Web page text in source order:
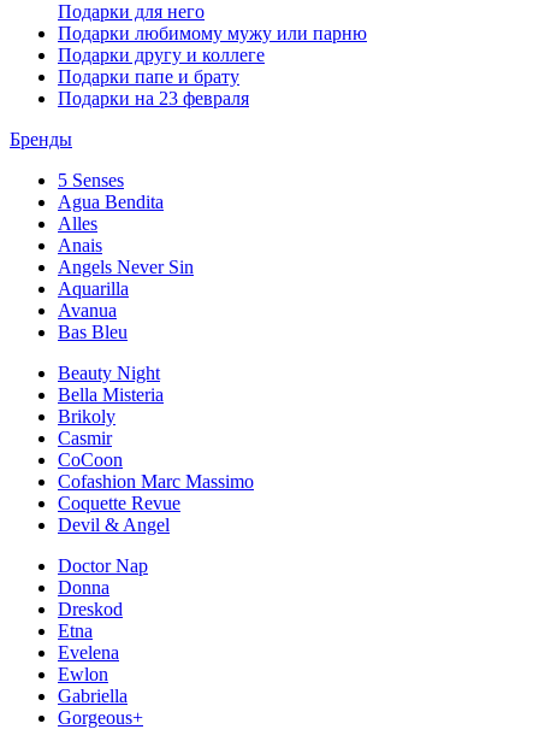
Подарки для него
Подарки любимому мужу или парню
Подарки другу и коллеге
Подарки папе и брату
Подарки на 23 февраля
Бренды
5 Senses
Agua Bendita
Alles
Anais
Angels Never Sin
Aquarilla
Avanua
Bas Bleu
Beauty Night
Bella Misteria
Brikoly
Casmir
CoCoon
Cofashion Marc Massimo
Coquette Revue
Devil & Angel
Doctor Nap
Donna
Dreskod
Etna
Evelena
Ewlon
Gabriella
Gorgeous+